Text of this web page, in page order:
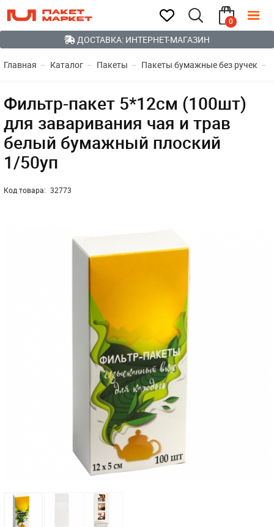
0
ДОСТАВКА: ИНТЕРНЕТ-МАГАЗИН
Главная Каталог Пакеты Пакеты бумажные без ручек
Фильтр-пакет 5*12см (100шт)
для заваривания чая и трав
белый бумажный плоский
1/50уп
Код товара: 32773